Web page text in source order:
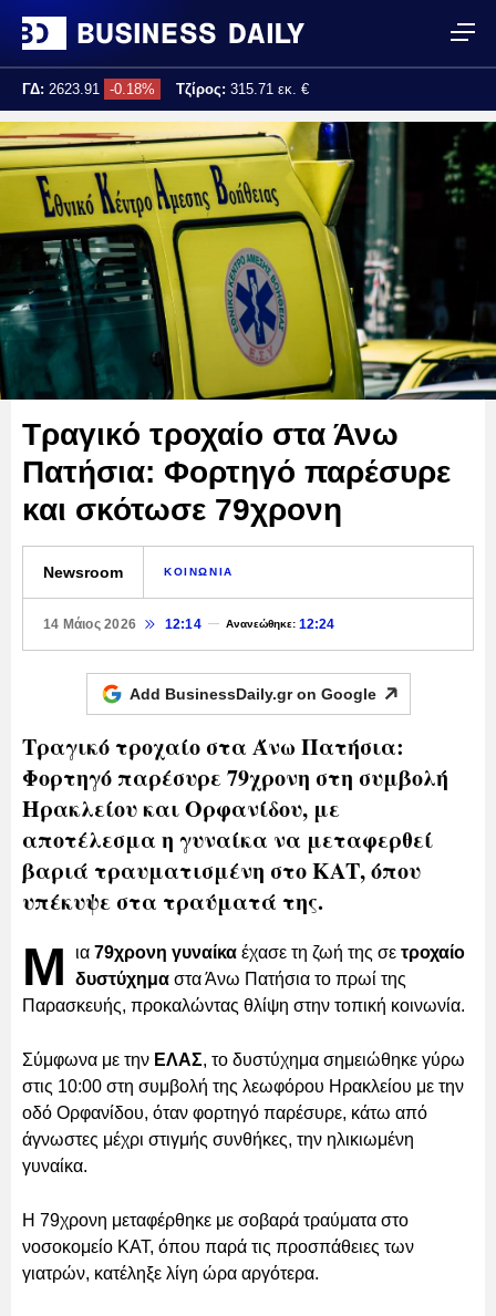
ΓΔ: 2623.91 -0.18% Τζίρος: 315.71 εκ. €
Τελ. ενημέρωση: 17:25:04
Τραγικό τροχαίο στα Άνω
Πατήσια: Φορτηγό παρέσυρε
και σκότωσε 79χρονη
Newsroom ΚΟΙΝΩΝΙΑ
14 Μάιος 2026 12:14 Ανανεώθηκε:12:24
Add BusinessDaily.gr on Google
Τραγικό τροχαίο στα Άνω Πατήσια:
Φορτηγό παρέσυρε 79χρονη στη συμβολή
Ηρακλείου και Ορφανίδου, με
αποτέλεσμα η γυναίκα να μεταφερθεί
βαριά τραυματισμένη στο ΚΑΤ, όπου
υπέκυψε στα τραύματά της.
Μ ια 79χρονη γυναίκα έχασε τη ζωή της σε τροχαίο
δυστύχημα στα Άνω Πατήσια το πρωί της
Παρασκευής, προκαλώντας θλίψη στην τοπική κοινωνία.
Σύμφωνα με την ΕΛΑΣ, το δυστύχημα σημειώθηκε γύρω
στις 10:00 στη συμβολή της λεωφόρου Ηρακλείου με την
οδό Ορφανίδου, όταν φορτηγό παρέσυρε, κάτω από
άγνωστες μέχρι στιγμής συνθήκες, την ηλικιωμένη
γυναίκα.
Η 79χρονη μεταφέρθηκε με σοβαρά τραύματα στο
νοσοκομείο ΚΑΤ, όπου παρά τις προσπάθειες των
γιατρών, κατέληξε λίγη ώρα αργότερα.